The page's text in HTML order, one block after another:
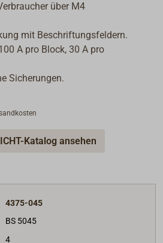
über M4
mit Beschriftungsfeldern.
A pro Block, 30 A pro
Sicherungen.
Katalog ansehen
4375-045
BS 5045
4